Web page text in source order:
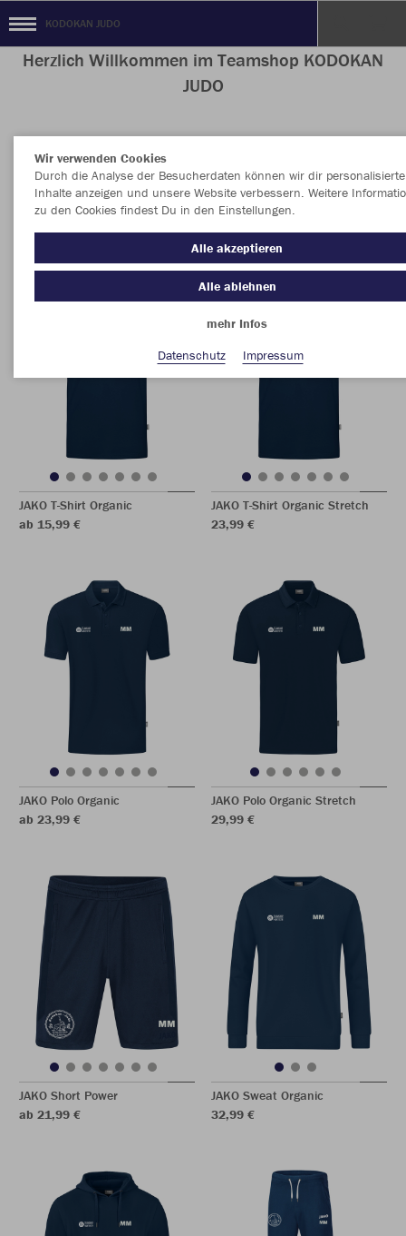
KODOKAN JUDO
Herzlich Willkommen im Teamshop KODOKAN
JUDO
Nachhaltig Farbe
JAKO T-Shirt Organic
ab 15,99 €
JAKO T-Shirt Organic Stretch
23,99 €
JAKO Polo Organic
ab 23,99 €
JAKO Polo Organic Stretch
29,99 €
JAKO Short Power
ab 21,99 €
JAKO Sweat Organic
32,99 €
Wir verwenden Cookies
Durch die Analyse der Besucherdaten können wir dir personalisierte
Inhalte anzeigen und unsere Website verbessern. Weitere
zu den Cookies findest Du in den Einstellungen.
Alle akzeptieren
Alle ablehnen
mehr Infos
Datenschutz
Impressum